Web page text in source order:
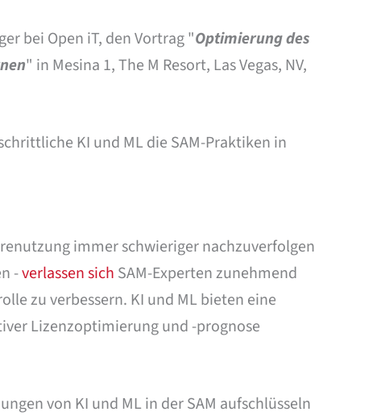
bei Open iT, den Vortrag "Optimierung des
" in Mesina 1, The M Resort, Las Vegas, NV,
KI und ML die SAM-Praktiken in
immer schwieriger nachzuverfolgen
-verlassen sich SAM-Experten zunehmend
zu verbessern. KI und ML bieten eine
Lizenzoptimierung und -prognose
von KI und ML in der SAM aufschlüsseln